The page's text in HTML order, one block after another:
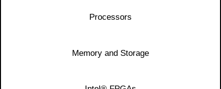
Processors
Memory and Storage